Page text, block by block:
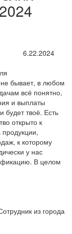
6.22.2024
бывает, в любом
всё понятно,
и выплаты
будет твоё. Есть
открыто к
к которому
у нас
В целом
из города